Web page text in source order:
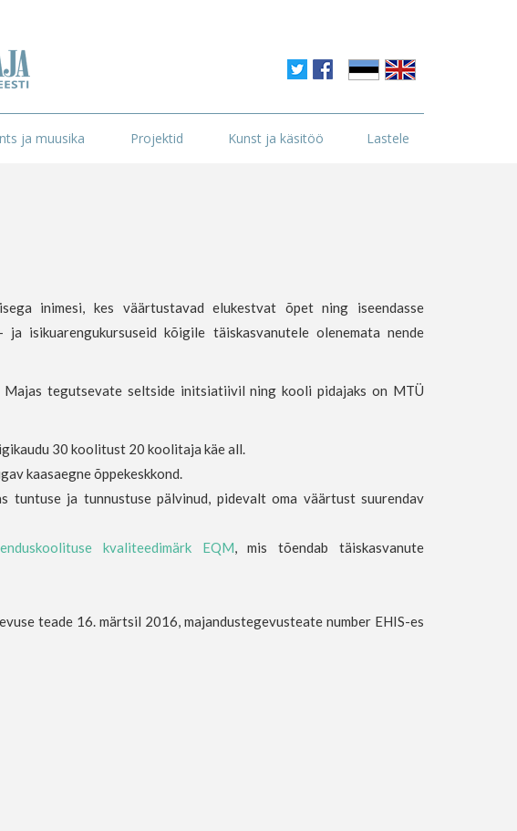
ja muusika Projektid Kunst ja käsitöö Lastele
inimesi, kes väärtustavad elukestvat õpet ning iseendasse
isikuarengukursuseid kõigile täiskasvanutele olenemata nende
tegutsevate seltside initsiatiivil ning kooli pidajaks on MTÜ
30 koolitust 20 koolitaja käe all.
kaasaegne õppekeskkond.
tuntuse ja tunnustuse pälvinud, pidevalt oma väärtust suurendav
kvaliteedimärk EQM, mis tõendab täiskasvanute
teade 16. märtsil 2016, majandustegevusteate number EHIS-es